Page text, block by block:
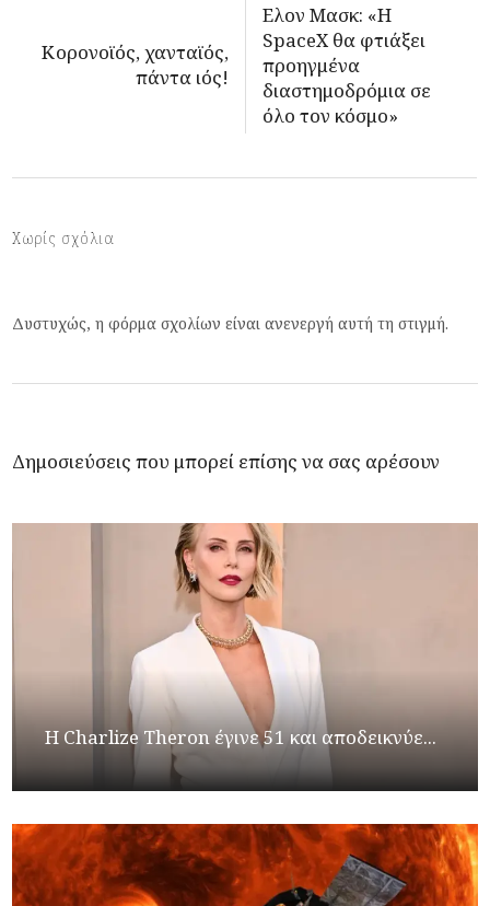
Κορονοϊός, χανταϊός,
πάντα ιός!
Ελον Μασκ: «Η
SpaceX θα φτιάξει
προηγμένα
διαστημοδρόμια σε
όλο τον κόσμο»
Χωρίς σχόλια
Δυστυχώς, η φόρμα σχολίων είναι ανενεργή αυτή τη στιγμή.
Δημοσιεύσεις που μπορεί επίσης να σας αρέσουν
Η Charlize Theron έγινε 51 και αποδεικνύε...